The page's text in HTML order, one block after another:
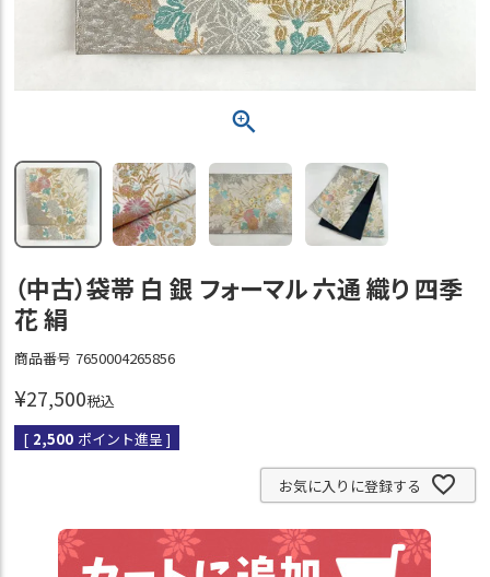
（中古）袋帯 白 銀 フォーマル 六通 織り 四季
花 絹
商品番号 7650004265856
¥27,500税込
[ 2,500 ポイント進呈 ]
お気に入りに登録する